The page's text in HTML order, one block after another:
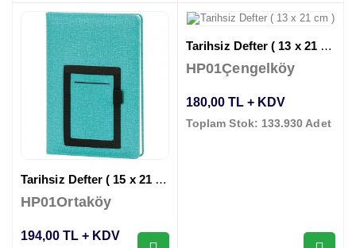
Tarihsiz Defter ( 15 x 21 cm )
HP01Ortaköy
194,00 TL + KDV
Tarihsiz Defter ( 13 x 21 cm )
HP01Çengelköy
180,00 TL + KDV
Toplam Stok: 133.930 Adet